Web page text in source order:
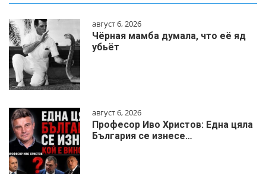
август 6, 2026
Чёрная мамба думала, что её яд
убьёт
август 6, 2026
Професор Иво Христов: Една цяла
България се изнесе…